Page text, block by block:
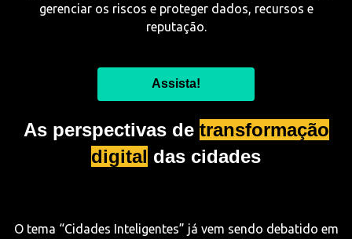
gerenciar os riscos e proteger dados, recursos e
reputação.
Assista!
As perspectivas de transformação
digital das cidades
O tema “Cidades Inteligentes” já vem sendo debatido em